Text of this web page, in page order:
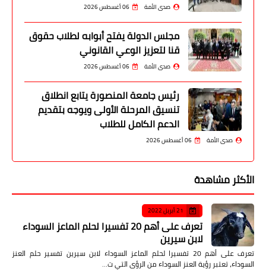
صدى الأمة 06 أغسطس 2026
مجلس الدولة يفتح أبوابه لطلاب حقوق
قنا لتعزيز الوعي القانوني
صدى الأمة 06 أغسطس 2026
رئيس جامعة المنصورة يتابع انطلاق
تنسيق المرحلة الأولى ويوجه بتقديم
الدعم الكامل للطلاب
صدى الأمة 06 أغسطس 2026
الأكثر مشاهدة
21 أبريل 2022
تعرف على أهم 20 تفسيرا لحلم الماعز السوداء
لابن سيرين
تعرف على أهم 20 تفسيرا لحلم الماعز السوداء لابن سيرين تفسير حلم العنز
السوداء، تعتبر رؤية العنز السوداء من الرؤى التي ت…